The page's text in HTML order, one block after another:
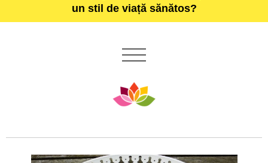
un stil de viață sănătos?